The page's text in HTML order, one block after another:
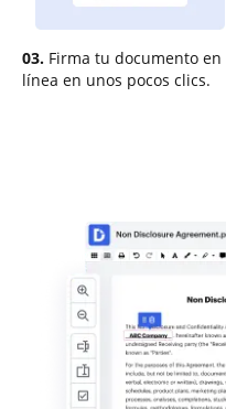
03. Firma tu documento en
línea en unos pocos clics.